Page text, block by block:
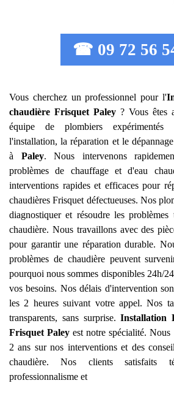
☎ 09 72 56
Vous cherchez un professionnel pour l'
chaudière Frisquet Paley? Vous êtes
équipe de plombiers expérimentés
l'installation, la réparation et le
à Paley. Nous intervenons
problèmes de chauffage et d'eau
interventions rapides et efficaces pour
chaudières Frisquet défectueuses. Nos
diagnostiquer et résoudre les
chaudière. Nous travaillons avec des
pour garantir une réparation durable.
problèmes de chaudière peuvent
pourquoi nous sommes disponibles 24h/
vos besoins. Nos délais d'intervention
les 2 heures suivant votre appel. Nos
transparents, sans surprise.Installation
Frisquet Paley est notre spécialité.
2 ans sur nos interventions et des
chaudière. Nos clients satisfaits
professionnalisme et